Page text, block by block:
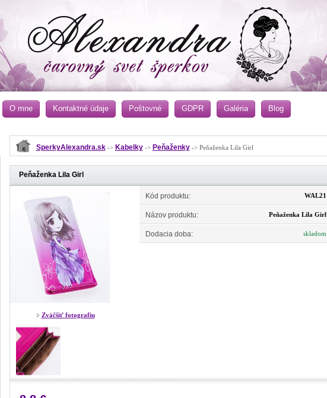
O mne Kontaktné údaje Poštovné GDPR Galéria Blog
SperkyAlexandra.sk-> Kabelky-> Peňaženky-> Peňaženka Lila Girl
Peňaženka Lila Girl
Zväčšiť fotografiu
Kód produktu: WAL21
Názov produktu: Peňaženka Lila Girl
Dodacia doba: skladom